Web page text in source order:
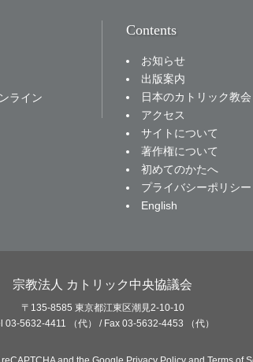
ライン
Contents
お知らせ
出版案内
日本のカトリック教会
アクセス
サイトについて
著作権について
初めてのかたへ
プライバシーポリシー
English
宗教法人 カトリック中央協議会
〒135-8585 東京都江東区潮見2-10-10
03-5632-4411 （代） / Fax 03-5632-4453 （代）